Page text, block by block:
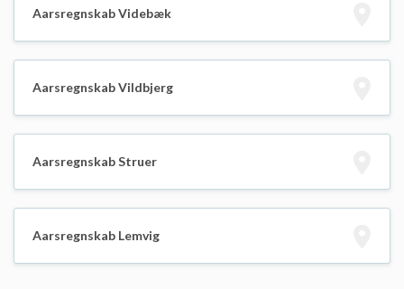
Aarsregnskab Videbæk
Aarsregnskab Vildbjerg
Aarsregnskab Struer
Aarsregnskab Lemvig